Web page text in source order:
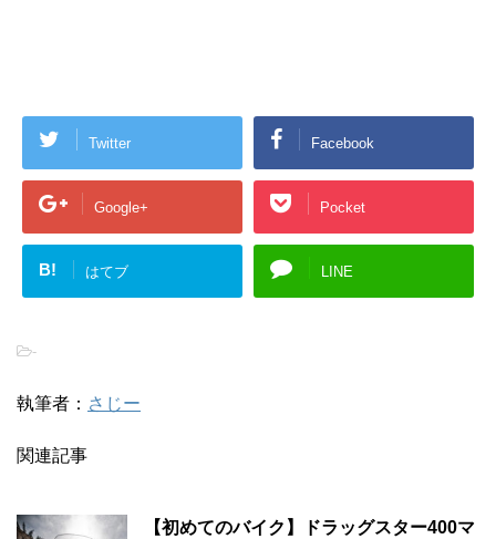
Twitter Facebook
Google+ Pocket
B! はてブ LINE
-
執筆者： さじー
関連記事
【初めてのバイク】ドラッグスター400マ